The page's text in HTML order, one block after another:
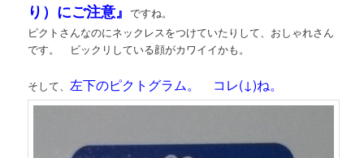
り）にご注意』ですね。
ピクトさんなのにネックレスをつけていたりして、おしゃれさん
です。 ビックリしている顔がカワイイかも。
そして、左下のピクトグラム。 コレ(↓)ね。